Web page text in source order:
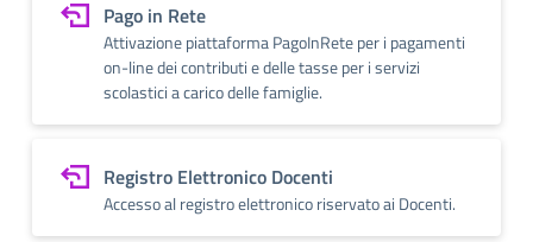
Pago in Rete
Attivazione piattaforma PagoInRete per i pagamenti
on-line dei contributi e delle tasse per i servizi
scolastici a carico delle famiglie.
Registro Elettronico Docenti
Accesso al registro elettronico riservato ai Docenti.